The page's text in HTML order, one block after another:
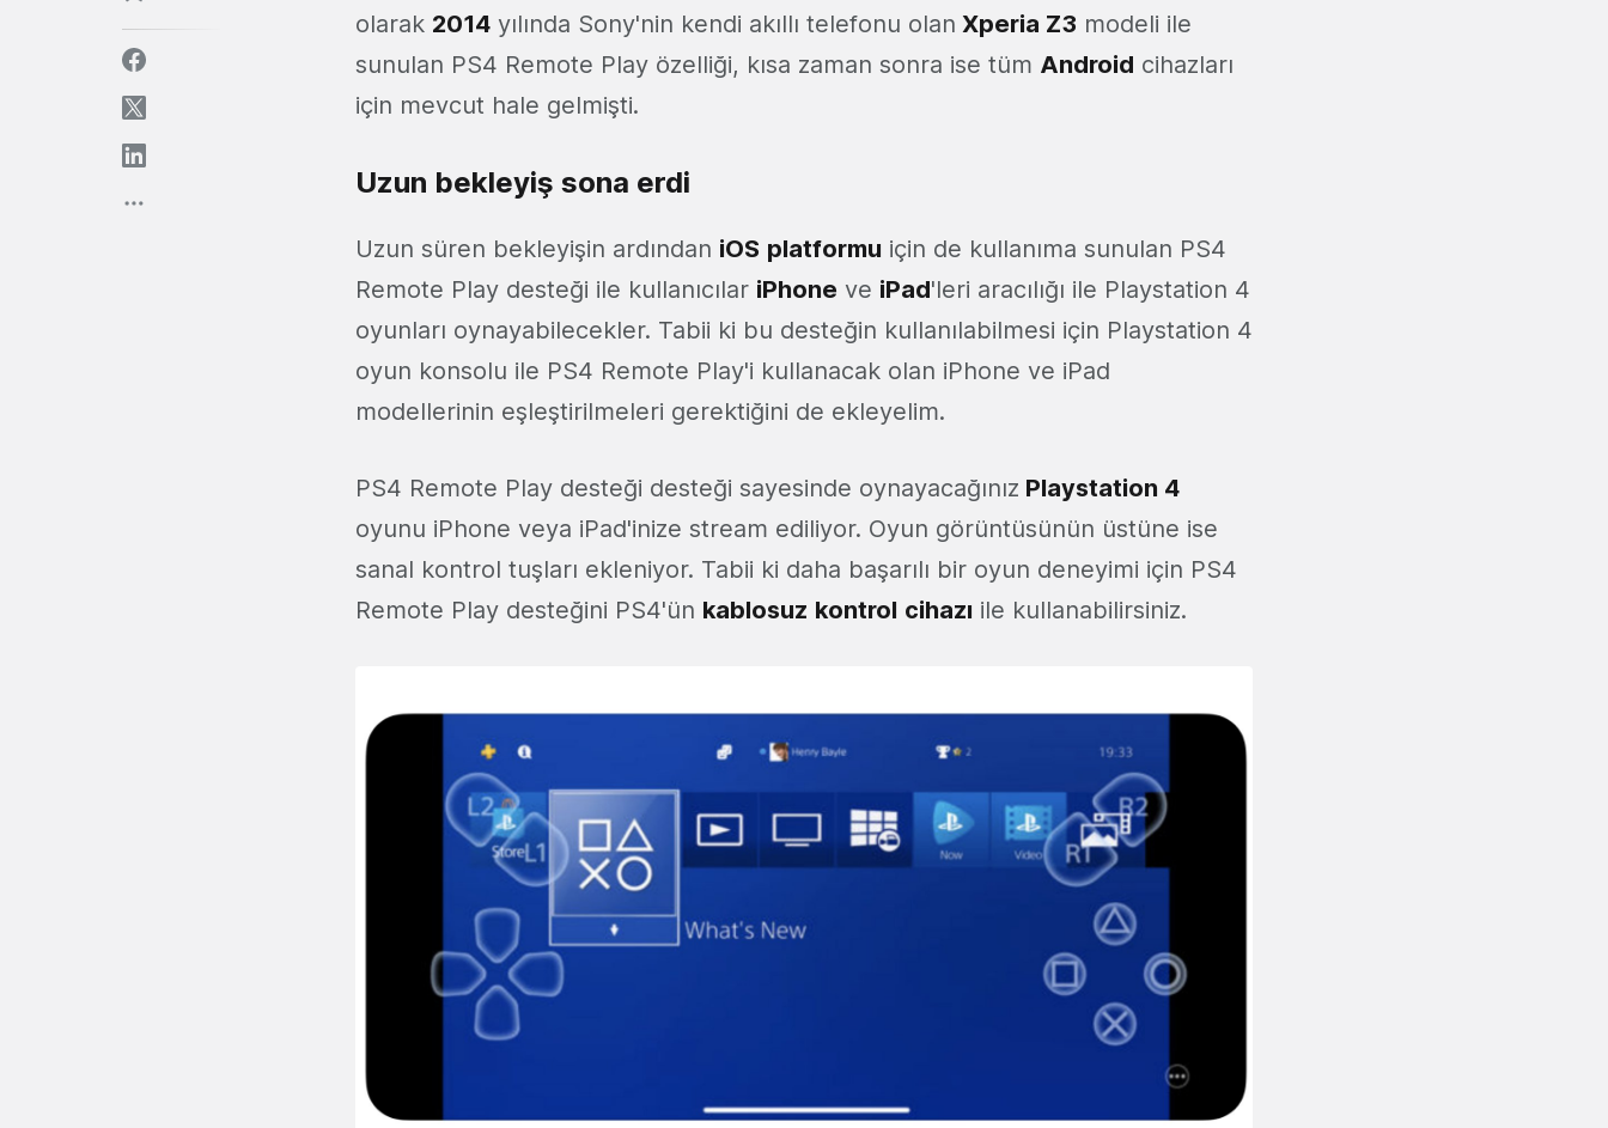
olarak 2014 yılında Sony'nin kendi akıllı telefonu olan Xperia Z3 modeli ile
sunulan PS4 Remote Play özelliği, kısa zaman sonra ise tüm Android cihazları
için mevcut hale gelmişti.
Uzun bekleyiş sona erdi
Uzun süren bekleyişin ardından iOS platformu için de kullanıma sunulan PS4
Remote Play desteği ile kullanıcılar iPhone ve iPad'leri aracılığı ile Playstation 4
oyunları oynayabilecekler. Tabii ki bu desteğin kullanılabilmesi için Playstation 4
oyun konsolu ile PS4 Remote Play'i kullanacak olan iPhone ve iPad
modellerinin eşleştirilmeleri gerektiğini de ekleyelim.
PS4 Remote Play desteği desteği sayesinde oynayacağınız Playstation 4
oyunu iPhone veya iPad'inize stream ediliyor. Oyun görüntüsünün üstüne ise
sanal kontrol tuşları ekleniyor. Tabii ki daha başarılı bir oyun deneyimi için PS4
Remote Play desteğini PS4'ün kablosuz kontrol cihazı ile kullanabilirsiniz.